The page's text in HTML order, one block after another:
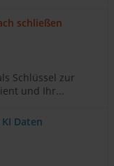
schließen
Schlüssel zur
und Ihr...
Daten